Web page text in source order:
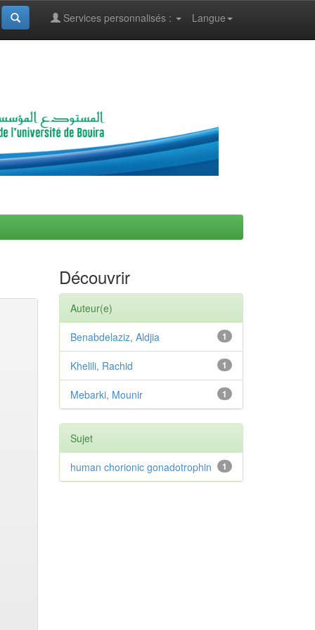
Langue
Services personnalisés :
Découvrir
Auteur(e)
1
Benabdelaziz, Aldjia
1
Khelili, Rachid
1
Mebarki, Mounir
Sujet
1
human chorionic gonadotrophin